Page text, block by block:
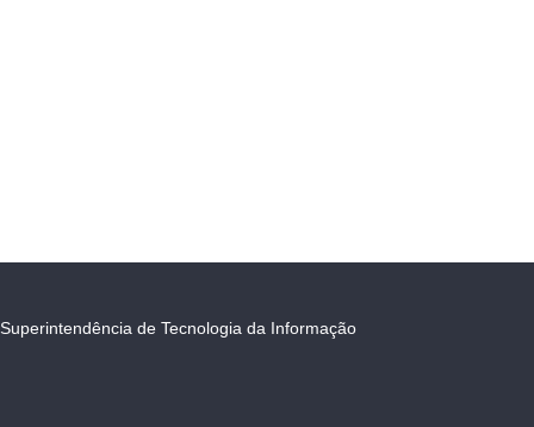
Superintendência de Tecnologia da Informação